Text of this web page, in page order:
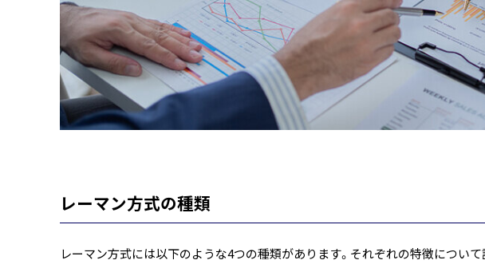
レーマン方式の種類
レーマン方式には以下のような4つの種類があります。それぞれの特徴について